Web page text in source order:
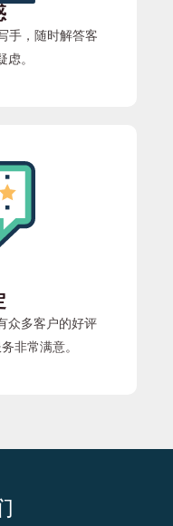
手，随时解答客
。
众多客户的好评
非常满意。